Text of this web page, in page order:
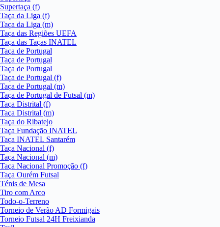
Supertaça (f)
Taça da Liga (f)
Taça da Liga (m)
Taça das Regiões UEFA
Taça das Taças INATEL
Taça de Portugal
Taça de Portugal
Taça de Portugal
Taça de Portugal (f)
Taça de Portugal (m)
Taça de Portugal de Futsal (m)
Taça Distrital (f)
Taça Distrital (m)
Taça do Ribatejo
Taça Fundação INATEL
Taça INATEL Santarém
Taça Nacional (f)
Taça Nacional (m)
Taça Nacional Promoção (f)
Taça Ourém Futsal
Ténis de Mesa
Tiro com Arco
Todo-o-Terreno
Torneio de Verão AD Formigais
Torneio Futsal 24H Freixianda